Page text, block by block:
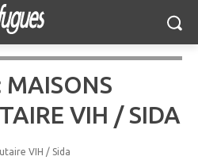
MAISONS
VIH / SIDA
VIH / Sida